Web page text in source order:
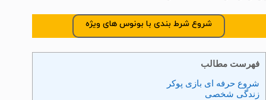
شروع شرط بندی با بونوس های ویژه
فهرست مطالب
شروع حرفه ای بازی پوکر
زندگی شخصی